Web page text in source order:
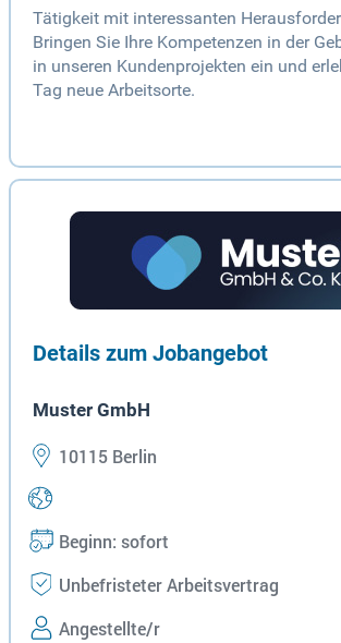
Tätigkeit mit interessanten
Bringen Sie Ihre Kompetenzen in der
in unseren Kundenprojekten ein und
Tag neue Arbeitsorte.
Details zum Jobangebot
Muster GmbH
10115 Berlin
Beginn: sofort
Unbefristeter Arbeitsvertrag
Angestellte/r